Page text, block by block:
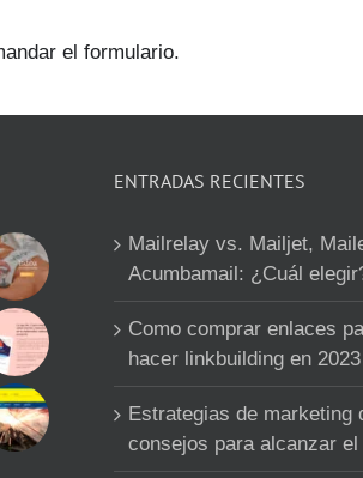
el formulario.
ENTRADAS RECIENTES
Mailrelay vs. Mailjet,
Acumbamail: ¿Cuál
Como comprar enlaces
hacer linkbuilding en 2023
Estrategias de marketing
consejos para alcanzar